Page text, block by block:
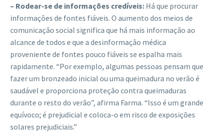
– Rodear-se de informações credíveis: Há que procurar
informações de fontes fiáveis. O aumento dos meios de
comunicação social significa que há mais informação ao
alcance de todos e que a desinformação médica
proveniente de fontes pouco fiáveis se espalha mais
rapidamente. “Por exemplo, algumas pessoas pensam que
fazer um bronzeado inicial ou uma queimadura no verão é
saudável e proporciona proteção contra queimaduras
durante o resto do verão”, afirma Farma. “Isso é um grande
equívoco; é prejudicial e coloca-o em risco de exposições
solares prejudiciais.”